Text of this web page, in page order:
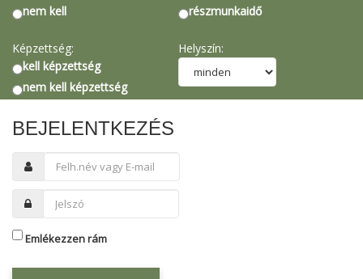
nem kell
részmunkaidő
Képzettség:
kell képzettség
nem kell képzettség
Helyszín:
BEJELENTKEZÉS
Emlékezzen rám